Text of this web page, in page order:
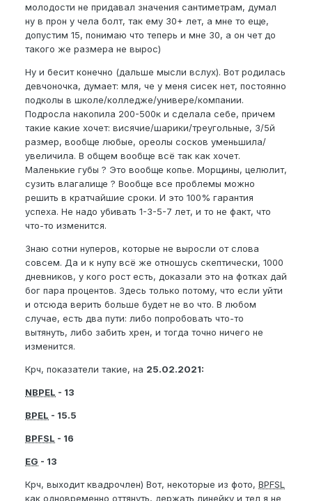
молодости не придавал значения сантиметрам, думал
ну в прон у чела болт, так ему 30+ лет, а мне то еще,
допустим 15, понимаю что теперь и мне 30, а он чет до
такого же размера не вырос)
Ну и бесит конечно (дальше мысли вслух). Вот родилась
девчоночка, думает: мля, че у меня сисек нет, постоянно
подколы в школе/колледже/универе/компании.
Подросла накопила 200-500к и сделала себе, причем
такие какие хочет: висячие/шарики/треугольные, 3/5й
размер, вообще любые, ореолы сосков уменьшила/
увеличила. В общем вообще всё так как хочет.
Маленькие губы ? Это вообще копье. Морщины, целюлит,
сузить влагалище ? Вообще все проблемы можно
решить в кратчайшие сроки. И это 100% гарантия
успеха. Не надо убивать 1-3-5-7 лет, и то не факт, что
что-то изменится.
Знаю сотни нуперов, которые не выросли от слова
совсем. Да и к нупу всё же отношусь скептически, 1000
дневников, у кого рост есть, доказали это на фотках дай
бог пара процентов. Здесь только потому, что если уйти
и отсюда верить больше будет не во что. В любом
случае, есть два пути: либо попробовать что-то
вытянуть, либо забить хрен, и тогда точно ничего не
изменится.
Крч, показатели такие, на 25.02.2021:
NBPEL - 13
BPEL - 15.5
BPFSL - 16
EG - 13
Крч, выходит квадрочлен) Вот, некоторые из фото, BPFSL
как одновременно оттянуть, держать линейку и тел я не